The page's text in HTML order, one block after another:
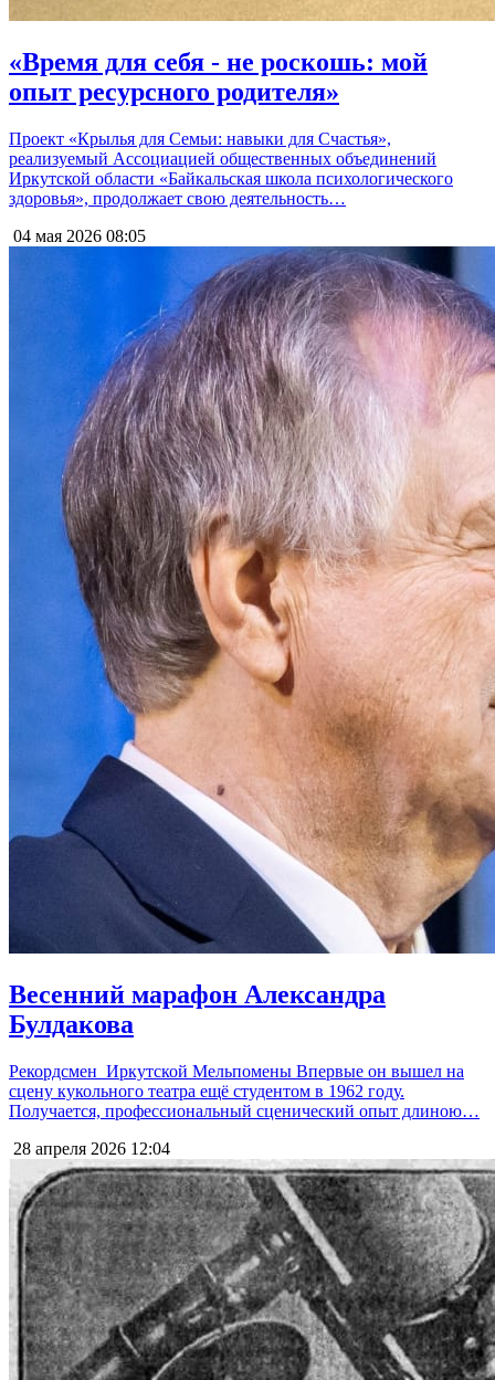
«Время для себя - не роскошь: мой
опыт ресурсного родителя»
Проект «Крылья для Семьи: навыки для Счастья»,
реализуемый Ассоциацией общественных объединений
Иркутской области «Байкальская школа психологического
здоровья», продолжает свою деятельность…
04 мая 2026 08:05
Весенний марафон Александра
Булдакова
Рекордсмен Иркутской Мельпомены Впервые он вышел на
сцену кукольного театра ещё студентом в 1962 году.
Получается, профессиональный сценический опыт длиною…
28 апреля 2026 12:04